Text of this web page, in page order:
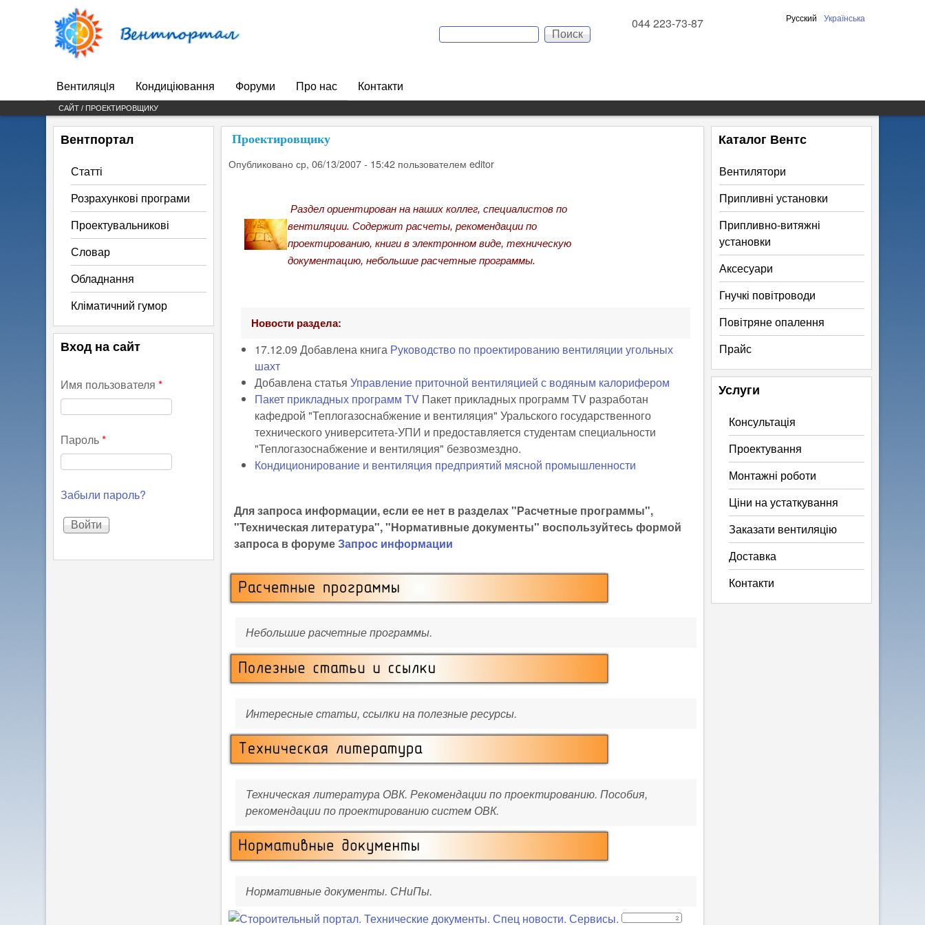
содержанию
Вентпортал
Форма поиска
Поиск 044 223-73-87 Русский Українська
Main menu
Вентиляцiя Кондиціювання Форуми Про нас Контакти
САЙТ / ПРОЕКТИРОВЩИКУ
Проектировщику
Опубликованоср, 06/13/2007 - 15:42 пользователемeditor
Раздел ориентирован на наших коллег, специалистов по
вентиляции. Содержит расчеты, рекомендации по
проектированию, книги в электронном виде, техническую
документацию, небольшие расчетные программы.
Новости раздела:
17.12.09 Добавлена книга Руководство по проектированию вентиляции угольных
шахт
Добавлена статьяУправление приточной вентиляцией с водяным калорифером
Пакет прикладных программ TV Пакет прикладных программ TV разработан
кафедрой "Теплогазоснабжение и вентиляция" Уральского государственного
технического университета-УПИ и предоставляется студентам специальности
"Теплогазоснабжение и вентиляция" безвозмездно.
Кондиционирование и вентиляция предприятий мясной промышленности
Для запроса информации, если ее нет в разделах "Расчетные программы",
"Техническая литература", "Нормативные документы" воспользуйтесь формой
запроса в форумеЗапрос информации
Небольшие расчетные программы.
Интересные статьи, ссылки на полезные ресурсы.
Техническая литература ОВК. Рекомендации по проектированию. Пособия,
рекомендации по проектированию систем ОВК.
Нормативные документы. СНиПы.
Вентпортал
Статті
Розрахункові програми
Проектувальникові
Словар
Обладнання
Кліматичний гумор
Вход на сайт
Имя пользователя*
Пароль*
Забыли пароль?
Каталог Вентс
Вентилятори
Припливні установки
Припливно-витяжні
установки
Аксесуари
Гнучкі повітроводи
Повітряне опалення
Прайс
Услуги
Консультація
Проектування
Монтажні роботи
Ціни на устаткування
Заказати вентиляцію
Доставка
Контакти